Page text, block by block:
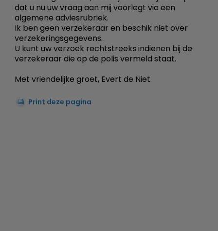
dat u nu uw vraag aan mij voorlegt via een
algemene adviesrubriek.
Ik ben geen verzekeraar en beschik niet over
verzekeringsgegevens.
U kunt uw verzoek rechtstreeks indienen bij de
verzekeraar die op de polis vermeld staat.
Met vriendelijke groet, Evert de Niet
Print deze pagina